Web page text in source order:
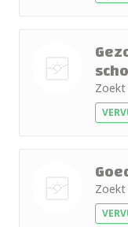
foto
Zoekt
Zoekt